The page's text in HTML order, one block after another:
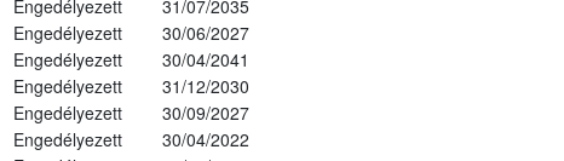
Engedélyezett
31/07/2035
Engedélyezett
30/06/2027
Engedélyezett
30/04/2041
Engedélyezett
31/12/2030
Engedélyezett
30/09/2027
Engedélyezett
30/04/2022